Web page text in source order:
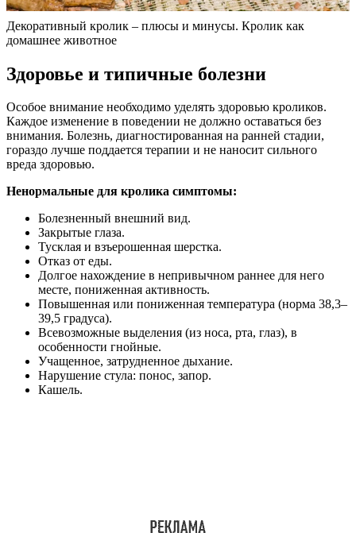
Декоративный кролик – плюсы и минусы. Кролик как
домашнее животное
Здоровье и типичные болезни
Особое внимание необходимо уделять здоровью кроликов.
Каждое изменение в поведении не должно оставаться без
внимания. Болезнь, диагностированная на ранней стадии,
гораздо лучше поддается терапии и не наносит сильного
вреда здоровью.
Ненормальные для кролика симптомы:
Болезненный внешний вид.
Закрытые глаза.
Тусклая и взъерошенная шерстка.
Отказ от еды.
Долгое нахождение в непривычном раннее для него
месте, пониженная активность.
Повышенная или пониженная температура (норма 38,3–
39,5 градуса).
Всевозможные выделения (из носа, рта, глаз), в
особенности гнойные.
Учащенное, затрудненное дыхание.
Нарушение стула: понос, запор.
Кашель.